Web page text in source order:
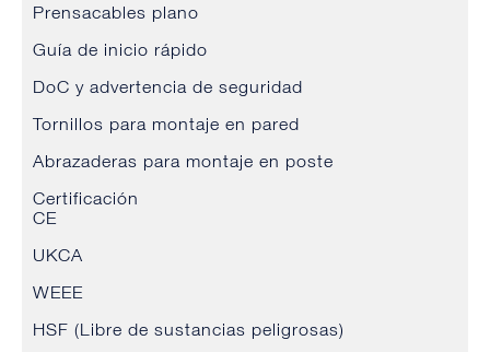
Prensacables plano
Guía de inicio rápido
DoC y advertencia de seguridad
Tornillos para montaje en pared
Abrazaderas para montaje en poste
Certificación
CE
UKCA
WEEE
HSF (Libre de sustancias peligrosas)